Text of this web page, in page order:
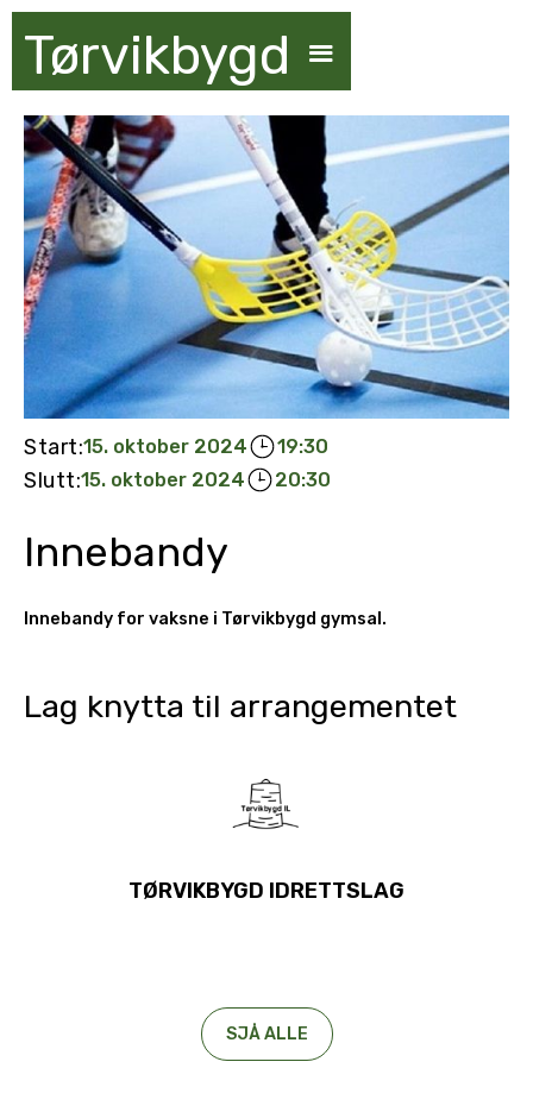
Tørvikbygd
Start:15. oktober 2024 19:30
Slutt:15. oktober 2024 20:30
Innebandy
Innebandy for vaksne i Tørvikbygd gymsal.
Lag knytta til arrangementet
TØRVIKBYGD IDRETTSLAG
SJÅ ALLE